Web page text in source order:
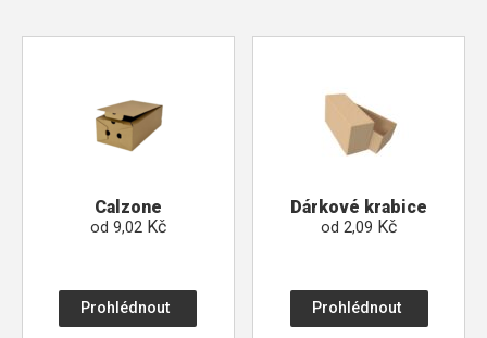
Calzone
od 9,02 Kč
Prohlédnout
Dárkové krabice
od2,09 Kč
Prohlédnout